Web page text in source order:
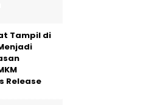
Tampil di
Release